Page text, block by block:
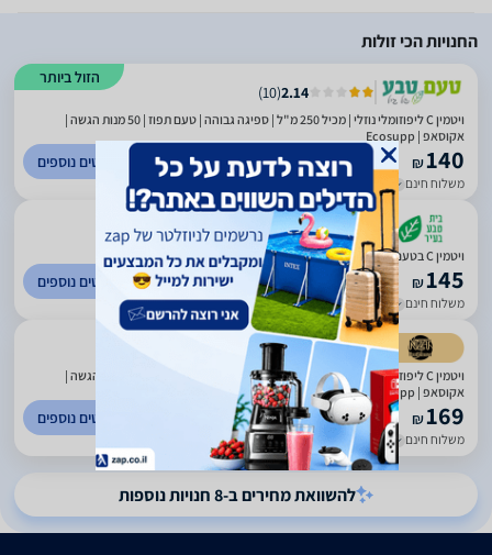
החנויות הכי זולות
הזול ביותר
2.14
(
10
)
ויטמין C ליפוזומלי נוזלי | מכיל 250 מ"ל | ספיגה גבוהה | טעם תפוז | 50 מנות הגשה |
אקוסאפ | Ecosupp
₪140
משלוח חינם
לפרטים נוספים
4.3
(
132
)
ויטמין C בטעם תפוז 250 מ"ל Ecosupp
₪145
משלוח חינם עד 7 ימי עסקים
לפרטים נוספים
4.82
(
92
)
ויטמין C ליפוזומלי נוזלי | מכיל 250 מ"ל | ספיגה גבוהה | טעם תפוז | 50 מנות הגשה |
אקוסאפ | Ecosupp
₪169
משלוח חינם עד 3 ימי עסקים
לפרטים נוספים
להשוואת מחירים ב-8 חנויות נוספות